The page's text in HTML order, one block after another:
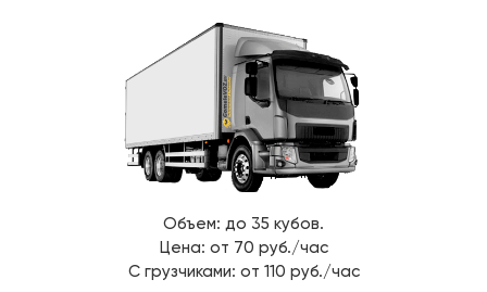
Объем: до 35 кубов.
Цена: от 70 руб./час
С грузчиками: от 110 руб./час